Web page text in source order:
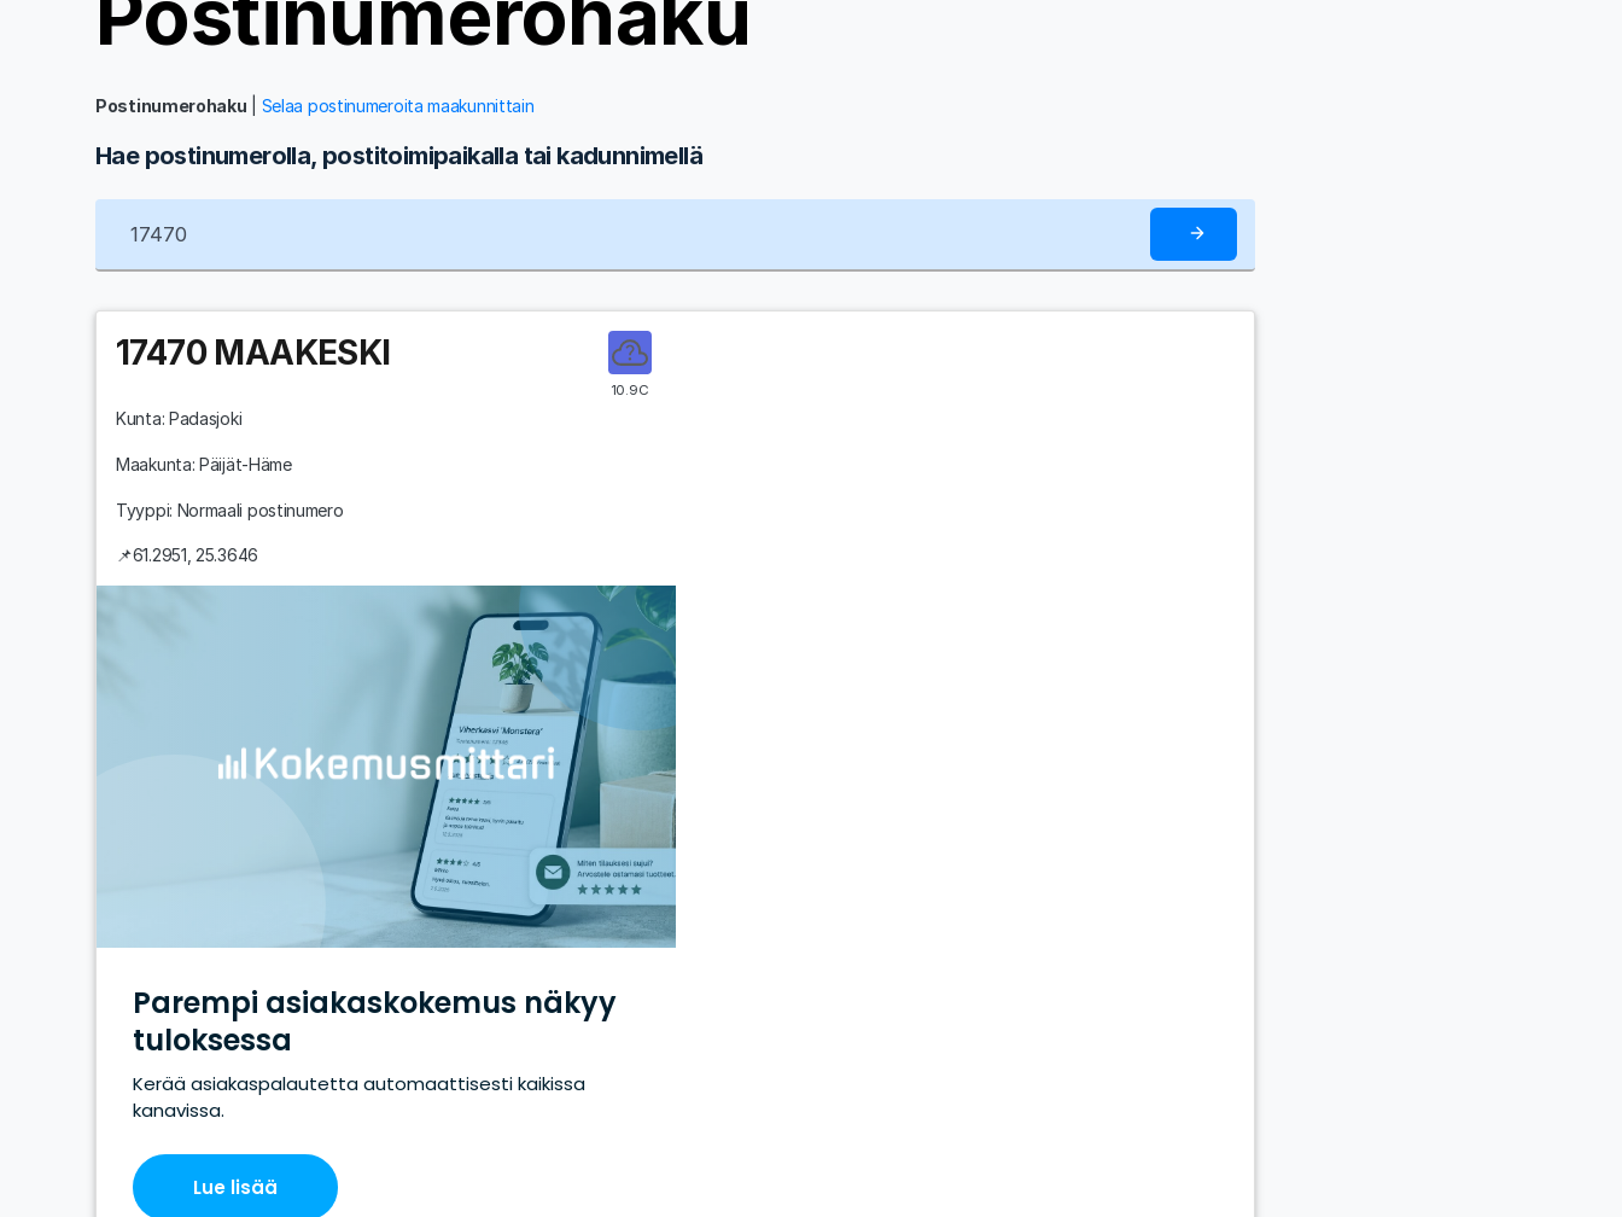
Postinumerohaku Selaa postinumeroita maakunnittain
Hae postinumerolla, postitoimipaikalla tai kadunnimellä
10.9C
17470 MAAKESKI
Kunta: Padasjoki
Maakunta: Päijät-Häme
Tyyppi: Normaali postinumero
📌61.2951,25.3646